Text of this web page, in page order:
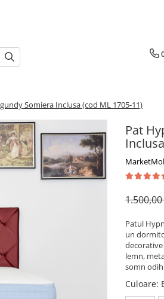
Somiera Inclusa (cod ML 1705-11)
Pat
Patul
un
lemn,
somn
Culoare: